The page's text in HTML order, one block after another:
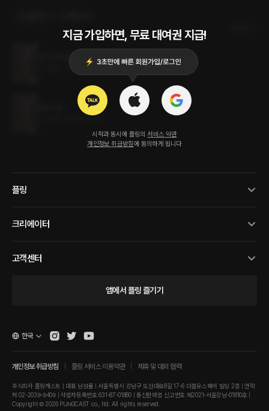
지금 가입하면, 무료 대여권 지급!
시작과 동시에 플링의 서비스 약관
개인정보 취급방침에 동의하게 됩니다
집착 2권 (완결)
2024.01.04
플링
크리에이터
고객센터
앱에서 플링 즐기기
개인정보 취급방침 플링 서비스 이용약관 제휴 및 대외 협력
주식회사 플링캐스트 | 대표 남성률 | 서울특별시 강남구 도산대로8길 17-6 더블유스퀘어 빌딩 2층 | 연락
처 02-2039-9409 | 사업자등록번호 631-87-01880 | 통신판매업 신고번호 제2021-서울강남-01810호 |
Copyright © 2026 PLINGCAST co., ltd. All rights reserved.
한국